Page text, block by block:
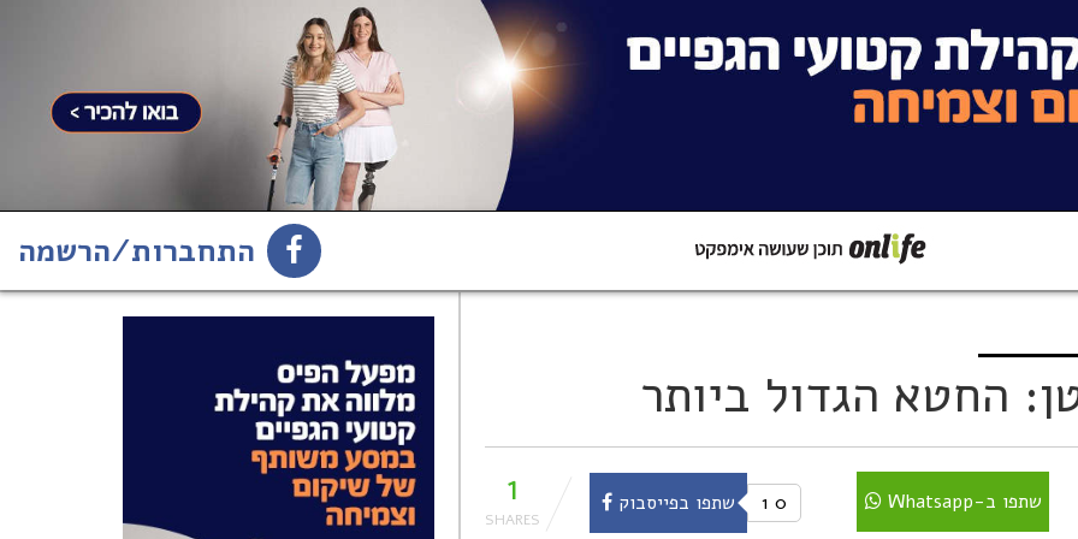
התחברות/הרשמה
הירשמו לניוזלטר 1
החטא הגדול ביותר
שתפו ב-Whatsapp 0 שתפו בפייסבוק 1